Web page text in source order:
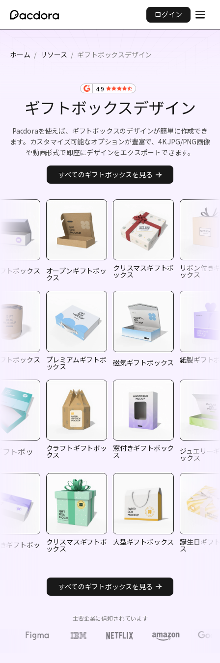
ログイン
ホーム / リソース / ギフトボックスデザイン
4.9
ギフトボックスデザイン
Pacdoraを使えば、ギフトボックスのデザインが簡単に作成でき
ます。カスタマイズ可能なオプションが豊富で、4K JPG/PNG画像
や動画形式で即座にデザインをエクスポートできます。
すべてのギフトボックスを見る
トボックス オープンギフトボッ
クス
クリスマスギフトボ
ックス
リボン付き
ックス
トボックス プレミアムギフトボ
ックス 磁気ギフトボックス 紙製ギフト
トボッ クラフトギフトボッ
クス
窓付きギフトボック
ス ジュエリー
ックス
ギフトボッ クリスマスギフトボ
ックス
大型ギフトボックス 誕生日ギフ
ス
すべてのギフトボックスを見る
主要企業に信頼されています